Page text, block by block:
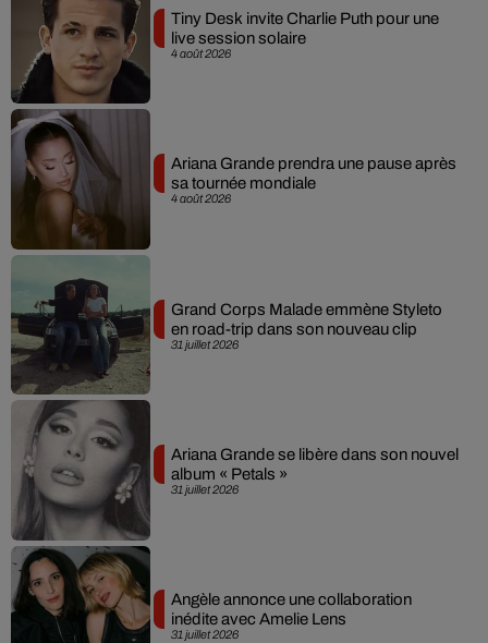
4 août 2026
Tiny Desk invite Charlie Puth pour une
live session solaire
4 août 2026
Ariana Grande prendra une pause après
sa tournée mondiale
31 juillet 2026
Grand Corps Malade emmène Styleto
en road-trip dans son nouveau clip
31 juillet 2026
Ariana Grande se libère dans son nouvel
album « Petals »
31 juillet 2026
Angèle annonce une collaboration
inédite avec Amelie Lens